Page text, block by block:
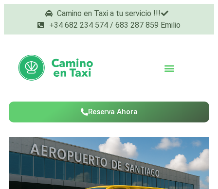
Camino en Taxi a tu servicio !!!
+34 682 234 574 / 683 287 859 Emilio
Reserva Ahora